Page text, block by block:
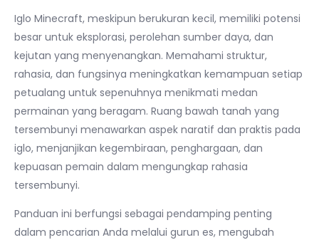
Iglo Minecraft, meskipun berukuran kecil, memiliki potensi
besar untuk eksplorasi, perolehan sumber daya, dan
kejutan yang menyenangkan. Memahami struktur,
rahasia, dan fungsinya meningkatkan kemampuan setiap
petualang untuk sepenuhnya menikmati medan
permainan yang beragam. Ruang bawah tanah yang
tersembunyi menawarkan aspek naratif dan praktis pada
iglo, menjanjikan kegembiraan, penghargaan, dan
kepuasan pemain dalam mengungkap rahasia
tersembunyi.
Panduan ini berfungsi sebagai pendamping penting
dalam pencarian Anda melalui gurun es, mengubah